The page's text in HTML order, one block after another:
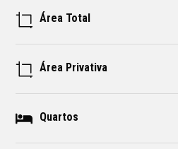
Área Total
Área Privativa
Quartos